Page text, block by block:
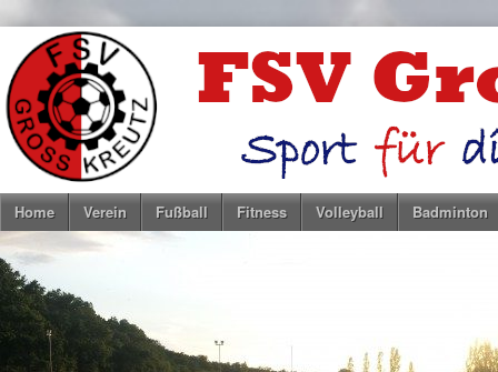
Home Verein Fußball Fitness Volleyball Badminton